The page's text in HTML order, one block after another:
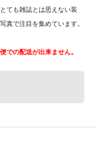
ても雑誌とは思えない装
真で注目を集めています。
での配送が出来ません。